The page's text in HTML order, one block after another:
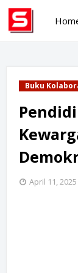
Buku
April 11, 2025